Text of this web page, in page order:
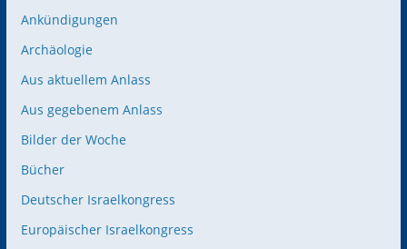
Ankündigungen
Archäologie
Aus aktuellem Anlass
Aus gegebenem Anlass
Bilder der Woche
Bücher
Deutscher Israelkongress
Europäischer Israelkongress